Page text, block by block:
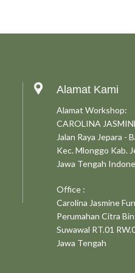
Alamat Kami
Alamat Workshop:
CAROLINA
Jalan Raya Jepara -
Kec. Mlonggo Kab.
Jawa Tengah
Office :
Carolina Jasmine
Perumahan Citra
Suwawal RT.01
Jawa Tengah